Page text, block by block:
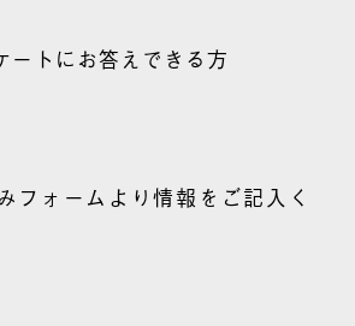
ートにお答えできる方
フォームより情報をご記入く